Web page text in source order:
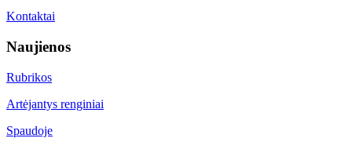
Kontaktai
Naujienos
Rubrikos
Artėjantys renginiai
Spaudoje